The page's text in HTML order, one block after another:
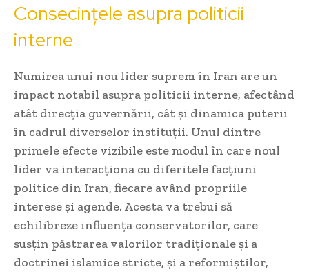
Consecințele asupra politicii
interne
Numirea unui nou lider suprem în Iran are un
impact notabil asupra politicii interne, afectând
atât direcția guvernării, cât și dinamica puterii
în cadrul diverselor instituții. Unul dintre
primele efecte vizibile este modul în care noul
lider va interacționa cu diferitele facțiuni
politice din Iran, fiecare având propriile
interese și agende. Acesta va trebui să
echilibreze influența conservatorilor, care
susțin păstrarea valorilor tradiționale și a
doctrinei islamice stricte, și a reformiștilor,